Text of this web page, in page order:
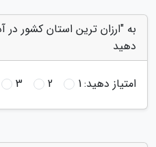
به "ارزان ترین استان کشور در
دهید
امتیاز دهید:1
2
3